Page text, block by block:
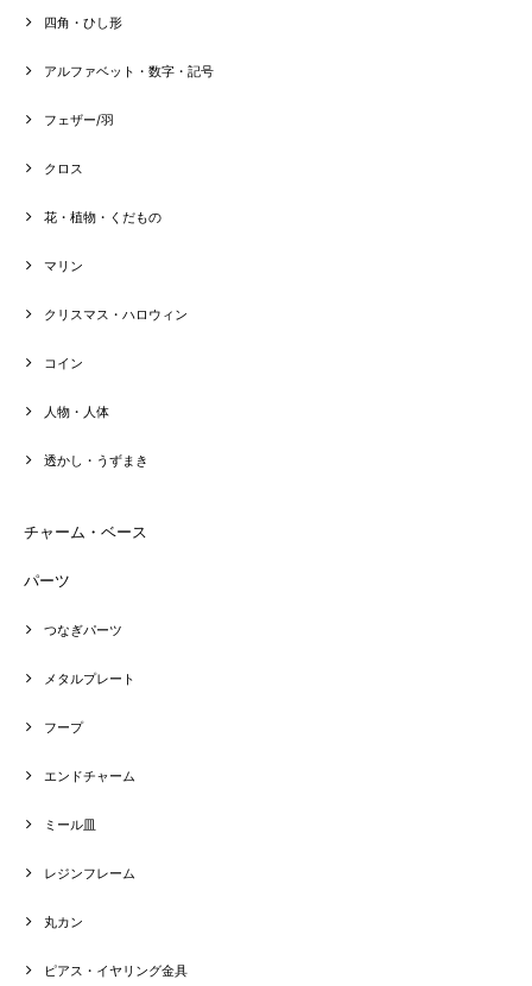
四角・ひし形
アルファベット・数字・記号
フェザー/羽
クロス
花・植物・くだもの
マリン
クリスマス・ハロウィン
コイン
人物・人体
透かし・うずまき
チャーム・ベース
パーツ
つなぎパーツ
メタルプレート
フープ
エンドチャーム
ミール皿
レジンフレーム
丸カン
ピアス・イヤリング金具